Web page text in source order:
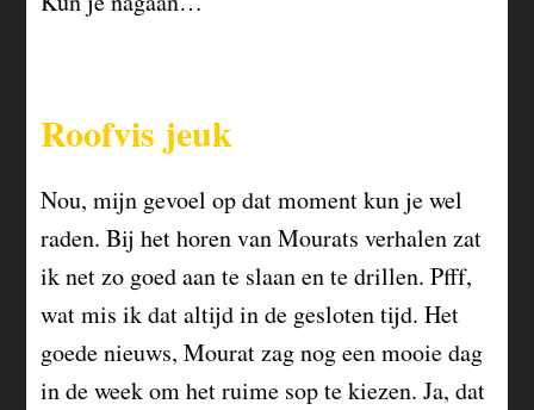
Roofvis jeuk
Nou, mijn gevoel op dat moment kun je wel
raden. Bij het horen van Mourats verhalen zat
ik net zo goed aan te slaan en te drillen. Pfff,
wat mis ik dat altijd in de gesloten tijd. Het
goede nieuws, Mourat zag nog een mooie dag
in de week om het ruime sop te kiezen. Ja, dat